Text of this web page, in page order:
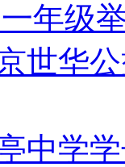
年级
世华
中学